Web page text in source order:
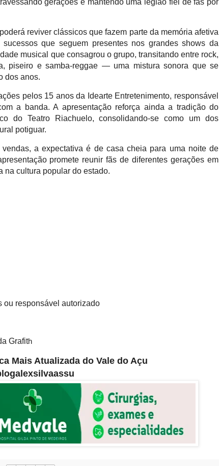
reviver clássicos que fazem parte da memória afetiva
que seguem presentes nos grandes shows da
musical que consagrou o grupo, transitando entre rock,
piseiro e samba-reggae — uma mistura sonora que se
dos anos.
pelos 15 anos da Idearte Entretenimento, responsável
a banda. A apresentação reforça ainda a tradição do
do Teatro Riachuelo, consolidando-se como um dos
potiguar.
a expectativa é de casa cheia para uma noite de
promete reunir fãs de diferentes gerações em
na cultura popular do estado.
ou responsável autorizado
Grafith
Mais Atualizada do Vale do Açu